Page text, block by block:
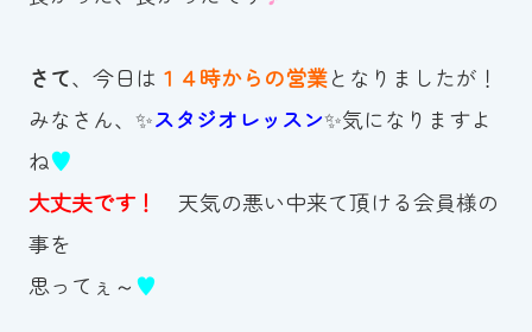
Tel.098-863-7264
さて、今日は １４時からの営業となりましたが！
みなさん、✨スタジオレッスン✨気になりますよ
ね♥
大丈夫です！
天気の悪い中来て頂ける会員様の
事を
思ってぇ～♥